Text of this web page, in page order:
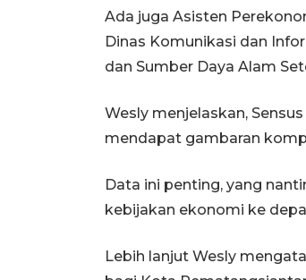
Ada juga Asisten
Dinas Komunikasi dan
dan Sumber Daya Alam
Wesly menjelaskan,
mendapat gambaran
Data ini penting, yang
kebijakan ekonomi ke
Lebih lanjut Wesly